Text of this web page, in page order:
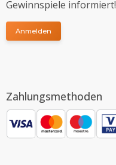
Gewinnspiele informiert!
Anmelden
Zahlungsmethoden